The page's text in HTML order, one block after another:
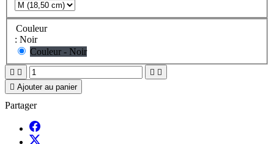
Couleur
: Noir
Couleur - Noir
   
 Ajouter au panier
Partager